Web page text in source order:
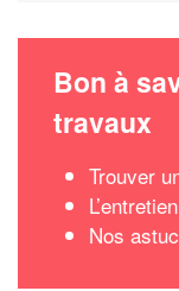
Bon à
travaux
Trouver
Nos